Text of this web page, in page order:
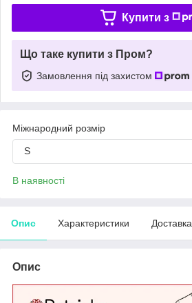
Купити з
Що таке купити з Пром?
Замовлення під захистом
Міжнародний розмір
S
В наявності
Опис Характеристики Доставка
Опис